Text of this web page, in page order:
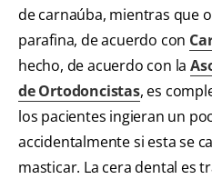
de carnaúba, mientras que
parafina, de acuerdo con
hecho, de acuerdo con la
de Ortodoncistas, es
los pacientes ingieran un
accidentalmente si esta se
masticar. La cera dental es